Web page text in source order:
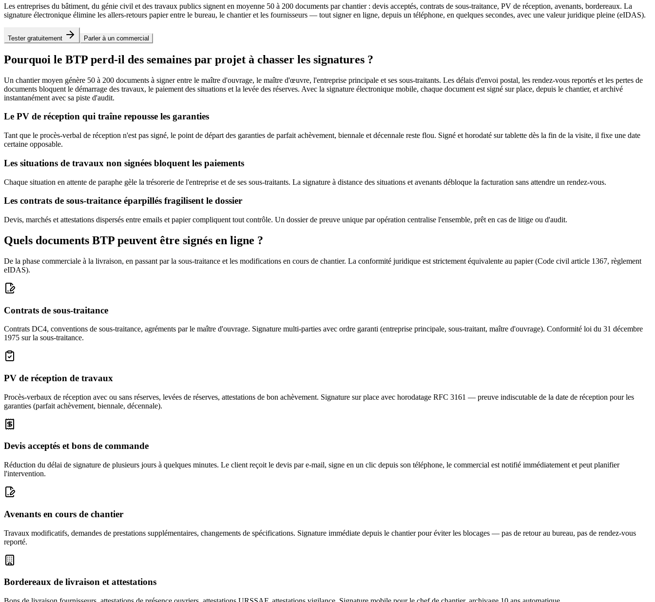
Les entreprises du bâtiment, du génie civil et des travaux publics signent en moyenne 50 à 200 documents par chantier : devis acceptés, contrats de sous-traitance, PV de réception, avenants, bordereaux. La
signature électronique élimine les allers-retours papier entre le bureau, le chantier et les fournisseurs — tout signer en ligne, depuis un téléphone, en quelques secondes, avec une valeur juridique pleine (eIDAS).
Tester gratuitement Parler à un commercial
Pourquoi le BTP perd-il des semaines par projet à chasser les signatures ?
Un chantier moyen génère 50 à 200 documents à signer entre le maître d'ouvrage, le maître d'œuvre, l'entreprise principale et ses sous-traitants. Les délais d'envoi postal, les rendez-vous reportés et les pertes de
documents bloquent le démarrage des travaux, le paiement des situations et la levée des réserves. Avec la signature électronique mobile, chaque document est signé sur place, depuis le chantier, et archivé
instantanément avec sa piste d'audit.
Le PV de réception qui traîne repousse les garanties
Tant que le procès-verbal de réception n'est pas signé, le point de départ des garanties de parfait achèvement, biennale et décennale reste flou. Signé et horodaté sur tablette dès la fin de la visite, il fixe une date
certaine opposable.
Les situations de travaux non signées bloquent les paiements
Chaque situation en attente de paraphe gèle la trésorerie de l'entreprise et de ses sous-traitants. La signature à distance des situations et avenants débloque la facturation sans attendre un rendez-vous.
Les contrats de sous-traitance éparpillés fragilisent le dossier
Devis, marchés et attestations dispersés entre emails et papier compliquent tout contrôle. Un dossier de preuve unique par opération centralise l'ensemble, prêt en cas de litige ou d'audit.
Quels documents BTP peuvent être signés en ligne ?
De la phase commerciale à la livraison, en passant par la sous-traitance et les modifications en cours de chantier. La conformité juridique est strictement équivalente au papier (Code civil article 1367, règlement
eIDAS).
Contrats de sous-traitance
Contrats DC4, conventions de sous-traitance, agréments par le maître d'ouvrage. Signature multi-parties avec ordre garanti (entreprise principale, sous-traitant, maître d'ouvrage). Conformité loi du 31 décembre
1975 sur la sous-traitance.
PV de réception de travaux
Procès-verbaux de réception avec ou sans réserves, levées de réserves, attestations de bon achèvement. Signature sur place avec horodatage RFC 3161 — preuve indiscutable de la date de réception pour les
garanties (parfait achèvement, biennale, décennale).
Devis acceptés et bons de commande
Réduction du délai de signature de plusieurs jours à quelques minutes. Le client reçoit le devis par e-mail, signe en un clic depuis son téléphone, le commercial est notifié immédiatement et peut planifier
l'intervention.
Avenants en cours de chantier
Travaux modificatifs, demandes de prestations supplémentaires, changements de spécifications. Signature immédiate depuis le chantier pour éviter les blocages — pas de retour au bureau, pas de rendez-vous
reporté.
Bordereaux de livraison et attestations